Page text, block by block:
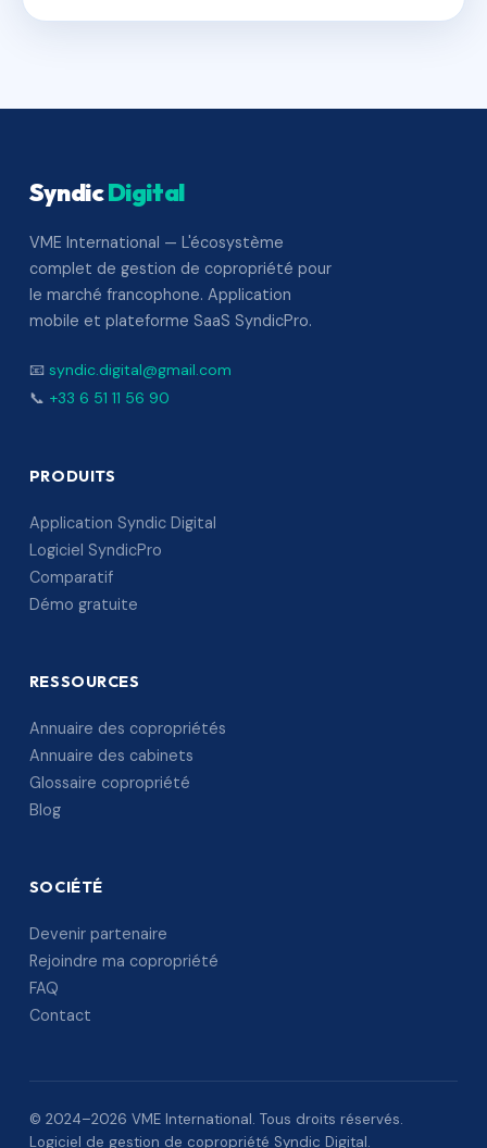
SyndicDigital
VME International — L'écosystème
complet de gestion de copropriété pour
le marché francophone. Application
mobile et plateforme SaaS SyndicPro.
📧 syndic.digital@gmail.com
📞 +33 6 51 11 56 90
PRODUITS
Application Syndic Digital
Logiciel SyndicPro
Comparatif
Démo gratuite
RESSOURCES
Annuaire des copropriétés
Annuaire des cabinets
Glossaire copropriété
Blog
SOCIÉTÉ
Devenir partenaire
Rejoindre ma copropriété
FAQ
Contact
© 2024–2026 VME International. Tous droits réservés.
Logiciel de gestion de copropriété Syndic Digital.